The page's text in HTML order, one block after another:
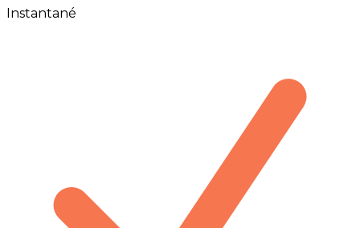
Instantané